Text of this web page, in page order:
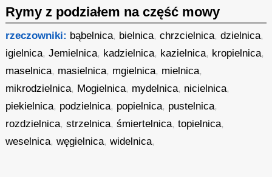
Rymy z podziałem na część mowy
rzeczowniki: bąbelnica, bielnica,chrzcielnica,dzielnica,
igielnica,Jemielnica, kadzielnica, kazielnica, kropielnica,
maselnica, masielnica, mgielnica, mielnica,
mikrodzielnica, Mogielnica, mydelnica, nicielnica,
piekielnica, podzielnica, popielnica, pustelnica,
rozdzielnica,strzelnica,śmiertelnica,topielnica,
weselnica,węgielnica,widelnica,